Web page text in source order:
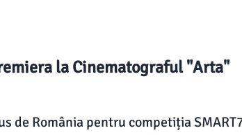
la Cinematograful "Arta"
de România pentru competiția